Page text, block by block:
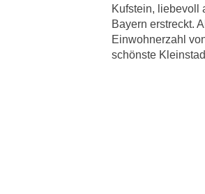
Kufstein, liebevoll
Bayern erstreckt.
Einwohnerzahl
schönste